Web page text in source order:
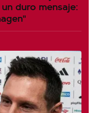
duro mensaje: